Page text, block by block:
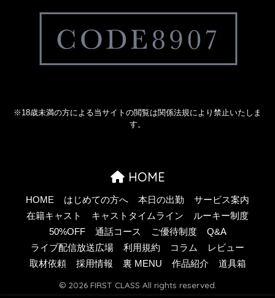
※18歳未満の方による当サイトの閲覧は関係法規により禁止いたしま
す。
HOME
HOME はじめての方へ 本日の出勤
サービス案内
在籍キャスト
キャストタイムライン
ルーキー制度
50%OFF
通話コース ご優待制度
Q&A
ライブ配信放送広場
利用規約 コラム
レビュー
取材依頼
採用情報 裏 MENU 作品紹介 道具箱
© 2026 FIRST CLASS All rights reserved.